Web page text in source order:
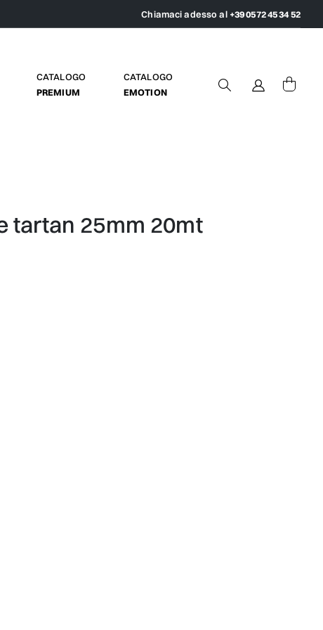
Chiamaci adesso al +39 0572 45 34 52
CATALOGO
PREMIUM
CATALOGO
EMOTION